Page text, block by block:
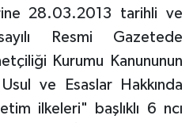
28.03.2013 tarihli ve
Resmi Gazetede
Kurumu Kanununun
ve Esaslar Hakkında
ilkeleri" başlıklı 6 ncı